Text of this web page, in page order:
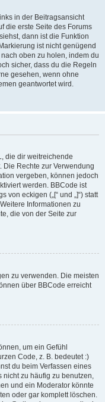
in der Beitragsansicht
die erste Seite des Forums
dann ist die Funktion
ist nicht genügend
oben zu holen, indem du
sicher, dass du die Regeln
gesehen, wenn ohne
geantwortet wird.
die dir weitreichende
Die Rechte zur Verwendung
vergeben, können jedoch
werden. BBCode ist
eckigen („[“ und „]“) statt
Informationen zu
die von der Seite zur
zu verwenden. Die meisten
über BBCode erreicht
um ein Gefühl
Code, z. B. bedeutet :)
du beim Verfassen eines
nicht zu häufig zu benutzen,
und ein Moderator könnte
oder gar komplett löschen.